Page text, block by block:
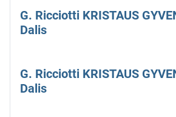
G. Ricciotti KRISTAUS
Dalis
G. Ricciotti KRISTAUS
Dalis